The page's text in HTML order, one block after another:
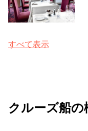
すべて表示
クルーズ船の